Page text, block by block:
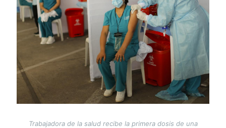
Trabajadora de la salud recibe la primera dosis de una